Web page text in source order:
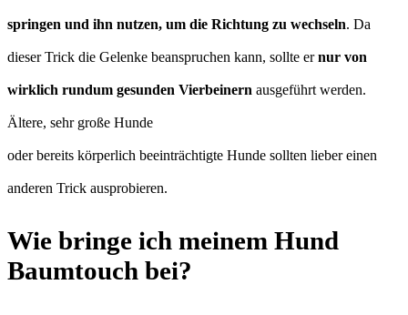
springen und ihn nutzen, um die Richtung zu wechseln. Da
dieser Trick die Gelenke beanspruchen kann, sollte ernur von
wirklich rundum gesunden Vierbeinern ausgeführt werden.
Ältere, sehr große Hunde
oder bereits körperlich beeinträchtigte Hunde sollten lieber einen
anderen Trick ausprobieren.
Wie bringe ich meinem Hund
Baumtouch bei?